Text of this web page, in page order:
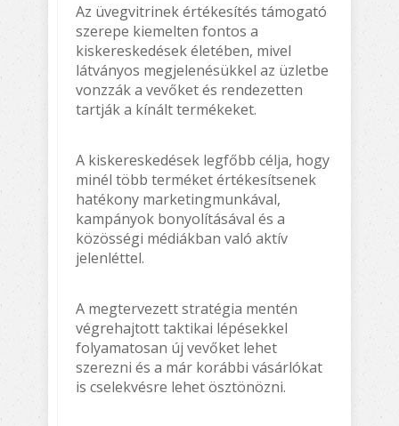
Az üvegvitrinek értékesítés támogató
szerepe kiemelten fontos a
kiskereskedések életében, mivel
látványos megjelenésükkel az üzletbe
vonzzák a vevőket és rendezetten
tartják a kínált termékeket.
A kiskereskedések legfőbb célja, hogy
minél több terméket értékesítsenek
hatékony marketingmunkával,
kampányok bonyolításával és a
közösségi médiákban való aktív
jelenléttel.
A megtervezett stratégia mentén
végrehajtott taktikai lépésekkel
folyamatosan új vevőket lehet
szerezni és a már korábbi vásárlókat
is cselekvésre lehet ösztönözni.